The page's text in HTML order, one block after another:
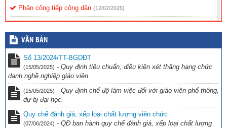
Phân công tiếp công dân (12/02/2025)
Quy chế tiếp công dân
VĂN BẢN
Số 13/2024/TT-BGDĐT
(15/05/2025) - Quy định tiêu chuẩn, điều kiện xét thăng hạng chức
danh nghề nghiệp giáo viên
(15/05/2025) - Quy định chế độ làm việc đối với giáo viên phổ thông,
dự bị đại học.
Quy chế đánh giá, xếp loại chất lượng viên chức
(07/06/2024) - QĐ ban hành quy chế đánh giá, xếp loại chất lượng